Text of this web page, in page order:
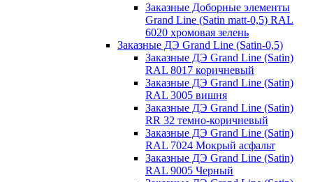
Заказные Доборные элементы
Grand Line (Satin matt-0,5) RAL
6020 хромовая зелень
Заказные ДЭ Grand Line (Satin-0,5)
Заказные ДЭ Grand Line (Satin)
RAL 8017 коричневый
Заказные ДЭ Grand Line (Satin)
RAL 3005 вишня
Заказные ДЭ Grand Line (Satin)
RR 32 темно-коричневый
Заказные ДЭ Grand Line (Satin)
RAL 7024 Мокрый асфальт
Заказные ДЭ Grand Line (Satin)
RAL 9005 Черный